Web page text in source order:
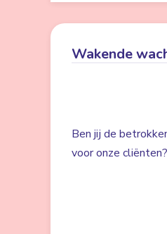
Wakende
Ben jij de
voor onze